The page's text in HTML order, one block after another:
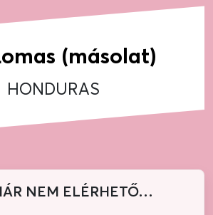
(másolat)
HONDURAS
NEM ELÉRHETŐ…